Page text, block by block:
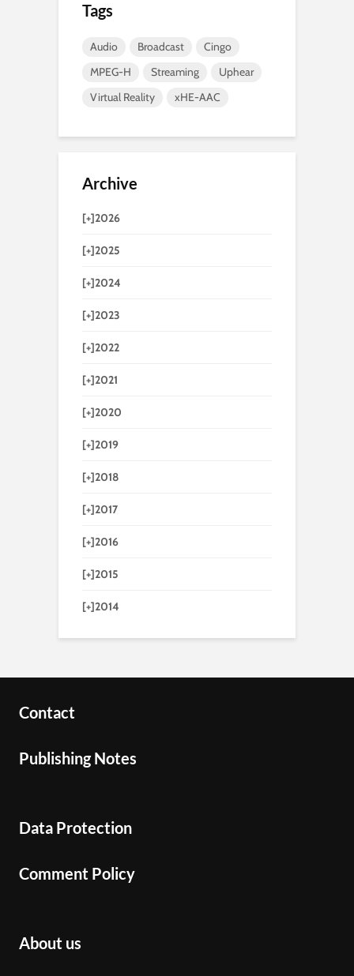
Tags
Audio Broadcast
Cingo
MPEG-H
Streaming
Uphear
Virtual Reality
xHE-AAC
Archive
[+]2026
[+]2025
[+]2024
[+]2023
[+]2022
[+]2021
[+]2020
[+]2019
[+]2018
[+]2017
[+]2016
[+]2015
[+]2014
Contact
Publishing Notes
Data Protection
Comment Policy
About us